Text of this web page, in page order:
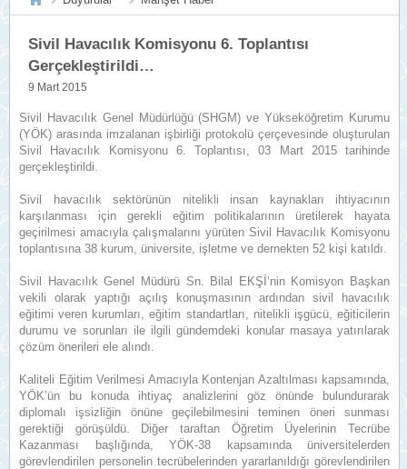
Sivil Havacılık Komisyonu 6. Toplantısı
Gerçekleştirildi…
9 Mart 2015
Sivil Havacılık Genel Müdürlüğü (SHGM) ve Yükseköğretim Kurumu
(YÖK) arasında imzalanan işbirliği protokolü çerçevesinde oluşturulan
Sivil Havacılık Komisyonu 6. Toplantısı, 03 Mart 2015 tarihinde
gerçekleştirildi.
Sivil havacılık sektörünün nitelikli insan kaynakları ihtiyacının
karşılanması için gerekli eğitim politikalarının üretilerek hayata
geçirilmesi amacıyla çalışmalarını yürüten Sivil Havacılık Komisyonu
toplantısına 38 kurum, üniversite, işletme ve dernekten 52 kişi katıldı.
Sivil Havacılık Genel Müdürü Sn. Bilal EKŞİ’nin Komisyon Başkan
vekili olarak yaptığı açılış konuşmasının ardından sivil havacılık
eğitimi veren kurumları, eğitim standartları, nitelikli işgücü, eğiticilerin
durumu ve sorunları ile ilgili gündemdeki konular masaya yatırılarak
çözüm önerileri ele alındı.
Kaliteli Eğitim Verilmesi Amacıyla Kontenjan Azaltılması kapsamında,
YÖK’ün bu konuda ihtiyaç analizlerini göz önünde bulundurarak
diplomalı işsizliğin önüne geçilebilmesini teminen öneri sunması
gerektiği görüşüldü. Diğer taraftan Öğretim Üyelerinin Tecrübe
Kazanması başlığında, YÖK-38 kapsamında üniversitelerden
görevlendirilen personelin tecrübelerinden yararlanıldığı görevlendirilen